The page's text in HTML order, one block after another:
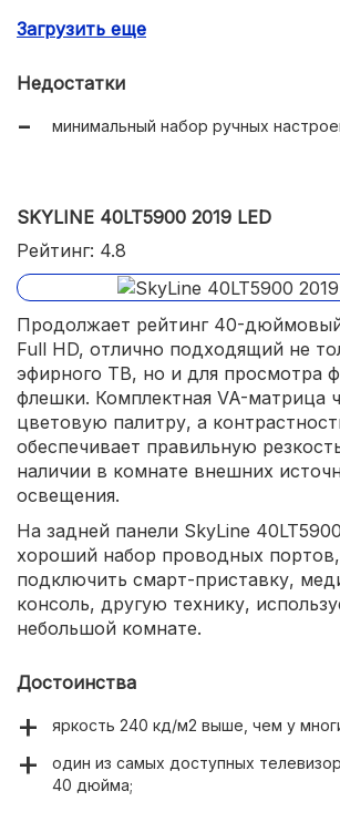
телевизор прост в настройке и
Загрузить еще
Недостатки
минимальный набор ручных
SKYLINE 40LT5900 2019 LED
Рейтинг: 4.8
Продолжает рейтинг 40-
Full HD, отлично подходящий не
эфирного ТВ, но и для просмотра
флешки. Комплектная VA-матрица
цветовую палитру, а
обеспечивает правильную
наличии в комнате внешних
освещения.
На задней панели SkyLine
хороший набор проводных
подключить смарт-приставку,
консоль, другую технику,
небольшой комнате.
Достоинства
яркость 240 кд/м2 выше, чем у
один из самых доступных
40 дюйма;